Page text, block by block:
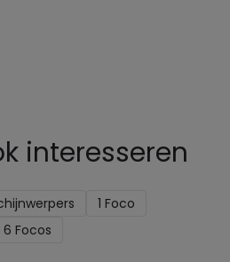
interesseren
1 Foco
6 Focos